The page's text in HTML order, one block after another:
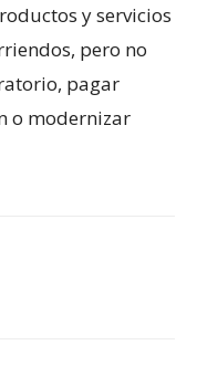
y servicios
pero no
pagar
o modernizar